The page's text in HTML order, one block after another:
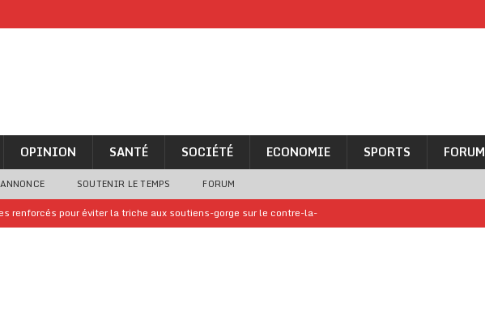
OPINION SANTÉ SOCIÉTÉ ECONOMIE SPORTS FORUM
SOUTENIR LE TEMPS FORUM
renforcés pour éviter la triche aux soutiens-gorge sur le contre-la-